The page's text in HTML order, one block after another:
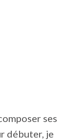
ses
débuter, je